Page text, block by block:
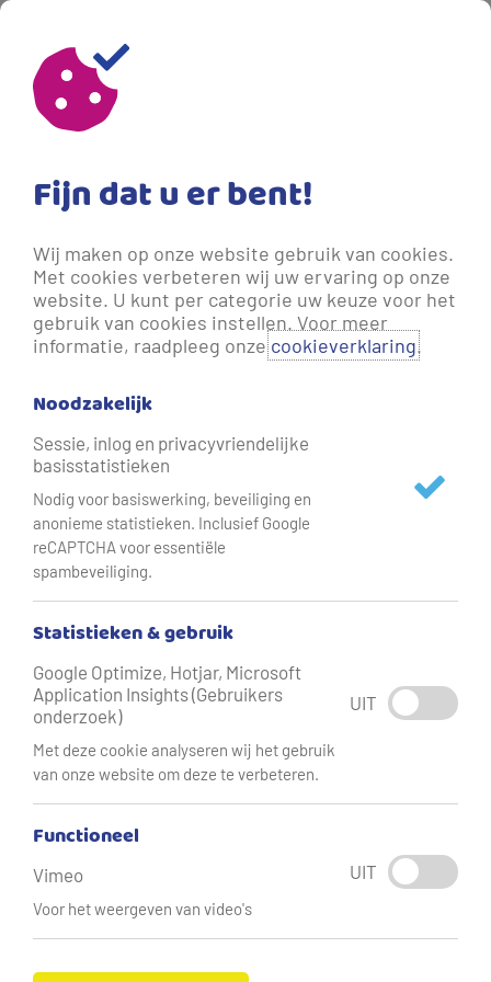
31-10-2024 15:19
druk op de (eco-)knop
werd verrast door een opvallend grote wasmachine.
Vitens plaatste deze in het straatbeeld om Twentenaren
bewust te maken van de hoeveelheid kostbaar drinkwater
die we onnodig verspillen tijdens het wassen, zonder dat
De hele dag door konden kinderen de eco-challenge
spelen. Vonden ze de eco-knop? Dan maakten ze kans op
een jaar lang gratis zwemmen bij Aquadrome voor het
hele gezin.
Fijn dat u er bent!
Wij maken op onze website gebruik van cookies.
Met cookies verbeteren wij uw ervaring op onze
website. U kunt per categorie uw keuze voor het
gebruik van cookies instellen. Voor meer
informatie, raadpleeg onzecookieverklaring.
Noodzakelijk
Sessie, inlog en privacyvriendelijke
basisstatistieken
Nodig voor basiswerking, beveiliging en
anonieme statistieken. Inclusief Google
reCAPTCHA voor essentiële
spambeveiliging.
Statistieken & gebruik
Google Optimize, Hotjar, Microsoft
Application Insights (Gebruikers
onderzoek)
Met deze cookie analyseren wij het gebruik
van onze website om deze te verbeteren.
UIT
Functioneel
Vimeo
Voor het weergeven van video's
UIT